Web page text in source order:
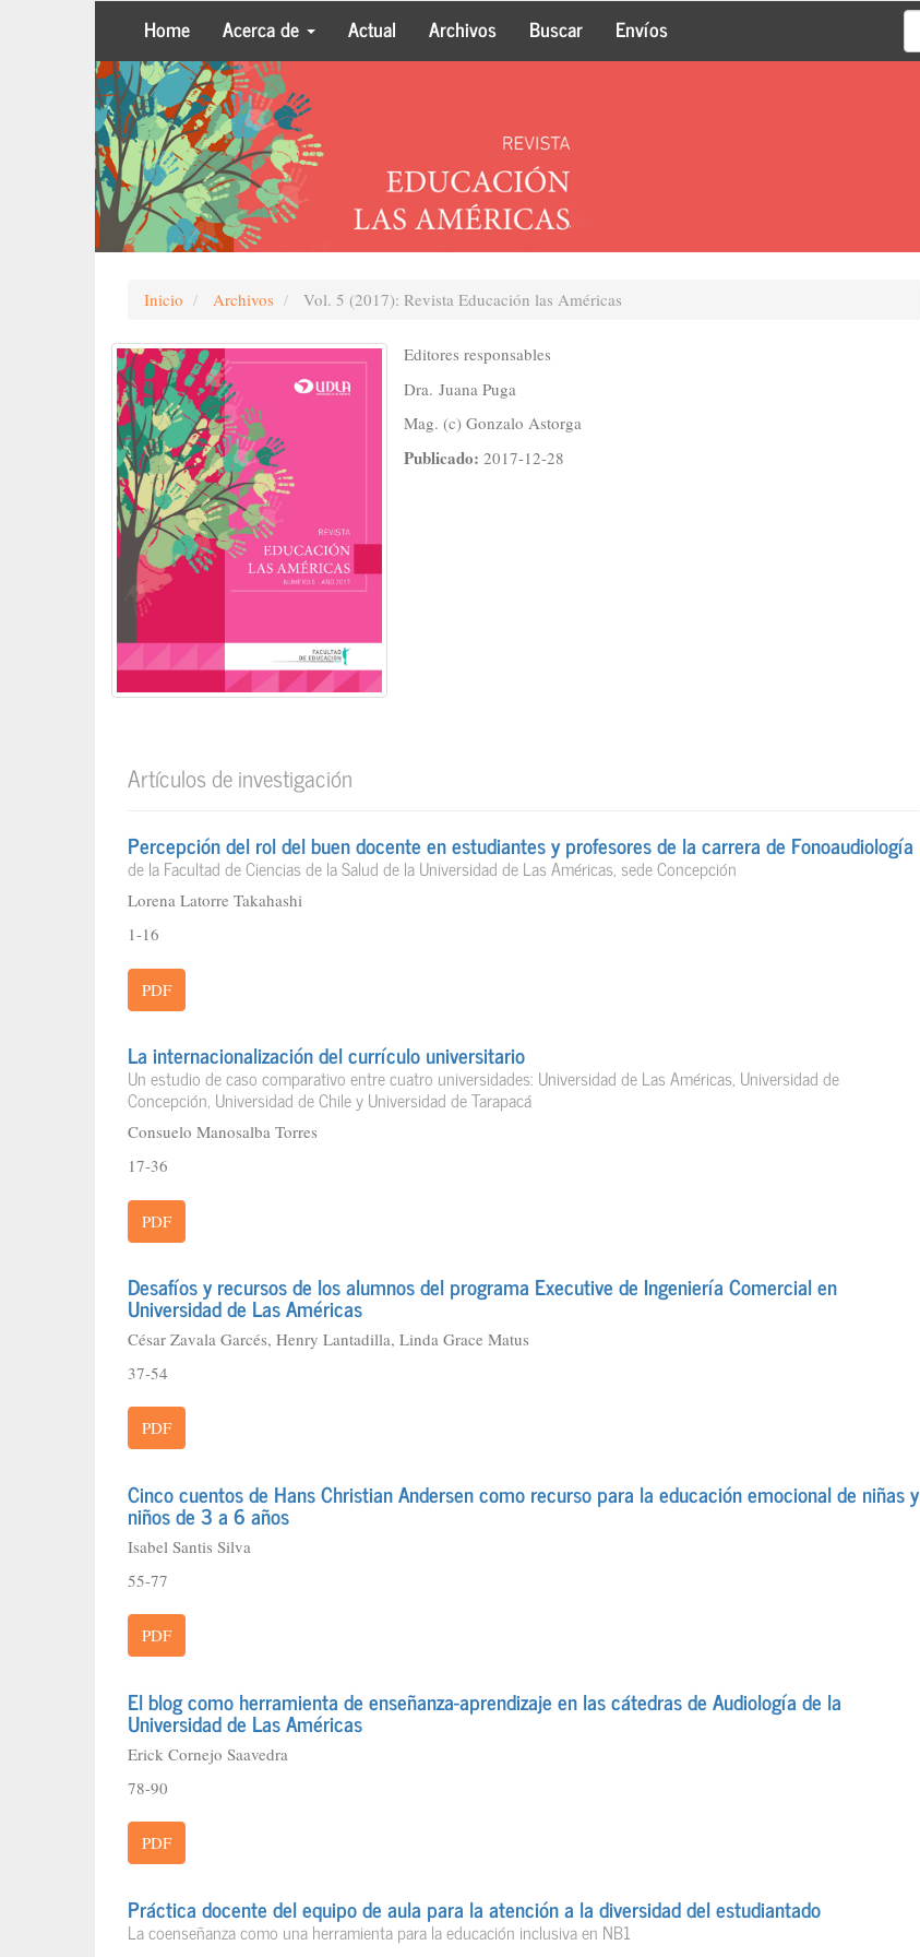
Contenido
principal
Home Acerca de Actual Archivos Buscar Envíos
Inicio Archivos Vol. 5 (2017): Revista Educación las Américas
Editores responsables
Dra. Juana Puga
Mag. (c) Gonzalo Astorga
Publicado:2017-12-28
Artículos de investigación
Percepción del rol del buen docente en estudiantes y profesores de la carrera de Fonoaudiología
de la Facultad de Ciencias de la Salud de la Universidad de Las Américas, sede Concepción
Lorena Latorre Takahashi
1-16
PDF
La internacionalización del currículo universitario
Un estudio de caso comparativo entre cuatro universidades: Universidad de Las Américas, Universidad de
Concepción, Universidad de Chile y Universidad de Tarapacá
Consuelo Manosalba Torres
17-36
PDF
Desafíos y recursos de los alumnos del programa Executive de Ingeniería Comercial en
Universidad de Las Américas
César Zavala Garcés, Henry Lantadilla, Linda Grace Matus
37-54
PDF
Cinco cuentos de Hans Christian Andersen como recurso para la educación emocional de niñas y
niños de 3 a 6 años
Isabel Santis Silva
55-77
PDF
El blog como herramienta de enseñanza-aprendizaje en las cátedras de Audiología de la
Universidad de Las Américas
Erick Cornejo Saavedra
78-90
PDF
Práctica docente del equipo de aula para la atención a la diversidad del estudiantado
La coenseñanza como una herramienta para la educación inclusiva en NB1